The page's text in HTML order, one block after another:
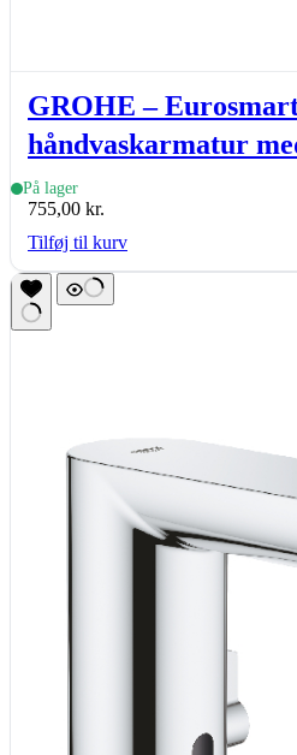
GROHE –
håndvaskarmatur
og medium tud, krom
På lager
755,00 kr.
Tilføj til kurv